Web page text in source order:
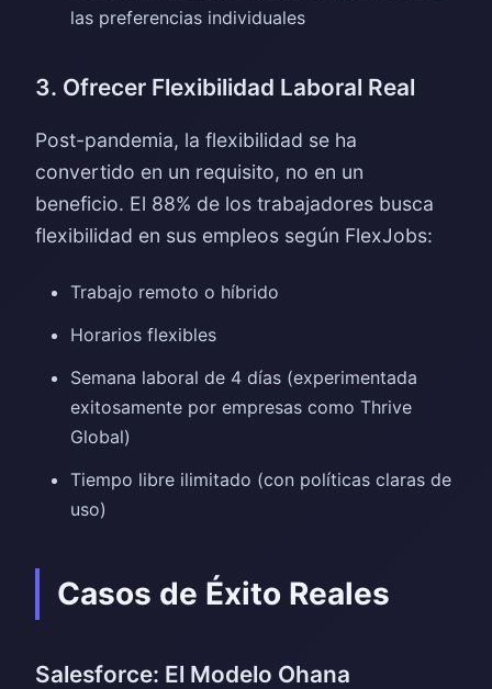
las preferencias individuales
3. Ofrecer Flexibilidad Laboral Real
Post-pandemia, la flexibilidad se ha
convertido en un requisito, no en un
beneficio. El 88% de los trabajadores busca
flexibilidad en sus empleos según FlexJobs:
Trabajo remoto o híbrido
Horarios flexibles
Semana laboral de 4 días (experimentada
exitosamente por empresas como Thrive
Global)
Tiempo libre ilimitado (con políticas claras de
uso)
Casos de Éxito Reales
Salesforce: El Modelo Ohana